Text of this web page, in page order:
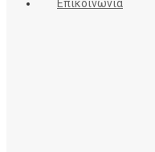
Επικοινωνία